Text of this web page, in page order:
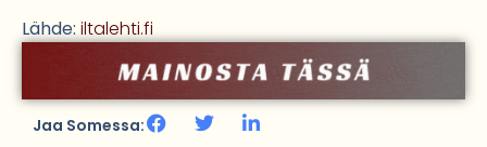
Lähde: iltalehti.fi
Jaa Somessa: